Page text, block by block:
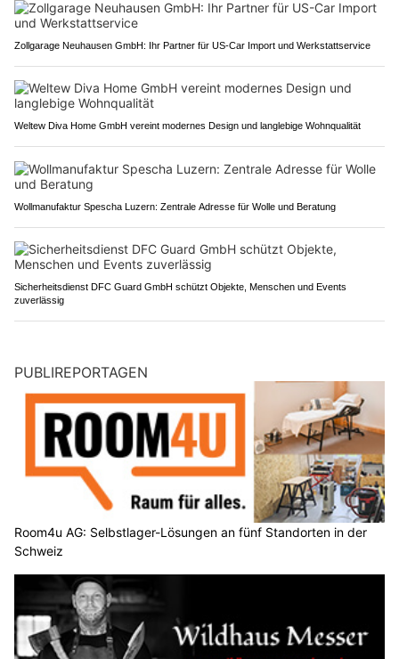
Zollgarage Neuhausen GmbH: Ihr Partner für US-Car Import und Werkstattservice
Weltew Diva Home GmbH vereint modernes Design und langlebige Wohnqualität
Wollmanufaktur Spescha Luzern: Zentrale Adresse für Wolle und Beratung
Sicherheitsdienst DFC Guard GmbH schützt Objekte, Menschen und Events
zuverlässig
PUBLIREPORTAGEN
Room4u AG: Selbstlager-Lösungen an fünf Standorten in der
Schweiz